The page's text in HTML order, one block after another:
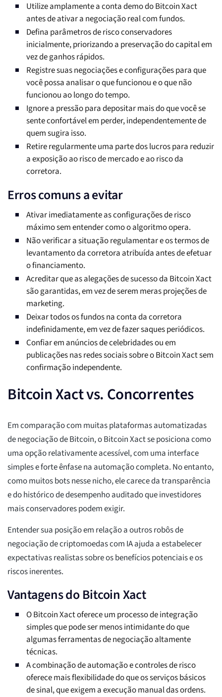
Utilize amplamente a conta demo do Bitcoin Xact
antes de ativar a negociação real com fundos.
Defina parâmetros de risco conservadores
inicialmente, priorizando a preservação do capital em
vez de ganhos rápidos.
Registre suas negociações e configurações para que
você possa analisar o que funcionou e o que não
funcionou ao longo do tempo.
Ignore a pressão para depositar mais do que você se
sente confortável em perder, independentemente de
quem sugira isso.
Retire regularmente uma parte dos lucros para reduzir
a exposição ao risco de mercado e ao risco da
corretora.
Erros comuns a evitar
Ativar imediatamente as configurações de risco
máximo sem entender como o algoritmo opera.
Não verificar a situação regulamentar e os termos de
levantamento da corretora atribuída antes de efetuar
o financiamento.
Acreditar que as alegações de sucesso da Bitcoin Xact
são garantidas, em vez de serem meras projeções de
marketing.
Deixar todos os fundos na conta da corretora
indefinidamente, em vez de fazer saques periódicos.
Confiar em anúncios de celebridades ou em
publicações nas redes sociais sobre o Bitcoin Xact sem
confirmação independente.
Bitcoin Xact vs. Concorrentes
Em comparação com muitas plataformas automatizadas
de negociação de Bitcoin, o Bitcoin Xact se posiciona como
uma opção relativamente acessível, com uma interface
simples e forte ênfase na automação completa. No entanto,
como muitos bots nesse nicho, ele carece da transparência
e do histórico de desempenho auditado que investidores
mais conservadores podem exigir.
Entender sua posição em relação a outros robôs de
negociação de criptomoedas com IA ajuda a estabelecer
expectativas realistas sobre os benefícios potenciais e os
riscos inerentes.
Vantagens do Bitcoin Xact
O Bitcoin Xact oferece um processo de integração
simples que pode ser menos intimidante do que
algumas ferramentas de negociação altamente
técnicas.
A combinação de automação e controles de risco
oferece mais flexibilidade do que os serviços básicos
de sinal, que exigem a execução manual das ordens.